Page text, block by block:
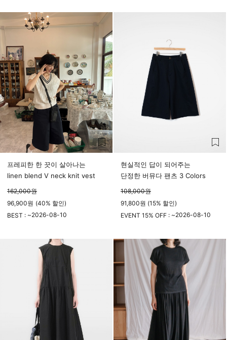
프레피한 한 끗이 살아나는
linen blend V neck knit vest
162,000원
96,900원 (40% 할인)
BEST : ~2026-08-10
현실적인 답이 되어주는
단정한 버뮤다 팬츠 3 Colors
108,000원
91,800원 (15% 할인)
EVENT 15% OFF : ~2026-08-10